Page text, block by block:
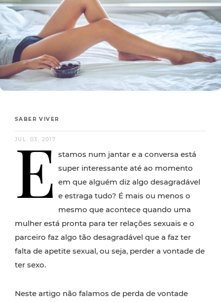
SABER VIVER
JUL. 03, 2017
E stamos num jantar e a conversa está
super interessante até ao momento
em que alguém diz algo desagradável
e estraga tudo? É mais ou menos o
mesmo que acontece quando uma
mulher está pronta para ter relações sexuais e o
parceiro faz algo tão desagradável que a faz ter
falta de apetite sexual, ou seja, perder a vontade de
ter sexo.
Neste artigo não falamos de perda de vontade